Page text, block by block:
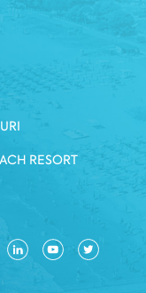
RESORT